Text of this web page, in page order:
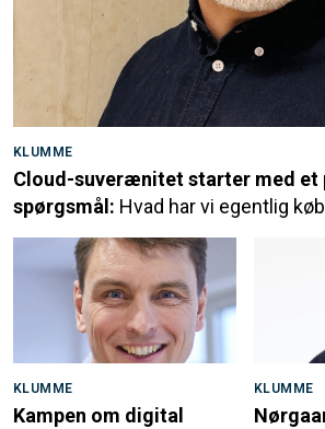
KLUMME
Cloud-suverænitet starter med et
spørgsmål: Hvad har vi egentlig
KLUMME
Kampen om digital
KLUMME